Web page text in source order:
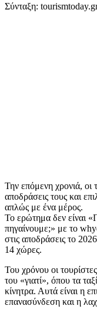
Σύνταξη:
Την επόμενη χρονιά, οι
αποδράσεις τους και
απλώς με ένα μέρος.
Το ερώτημα δεν είναι
πηγαίνουμε;» με το
στις αποδράσεις το
14 χώρες.
Του χρόνου οι
του «γιατί», όπου τα
κίνητρα. Αυτά είναι η
επανασύνδεση και η